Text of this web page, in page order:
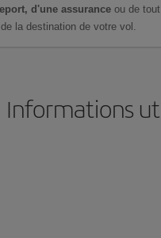
d'une assurance ou de
la destination de votre vol.
Informations